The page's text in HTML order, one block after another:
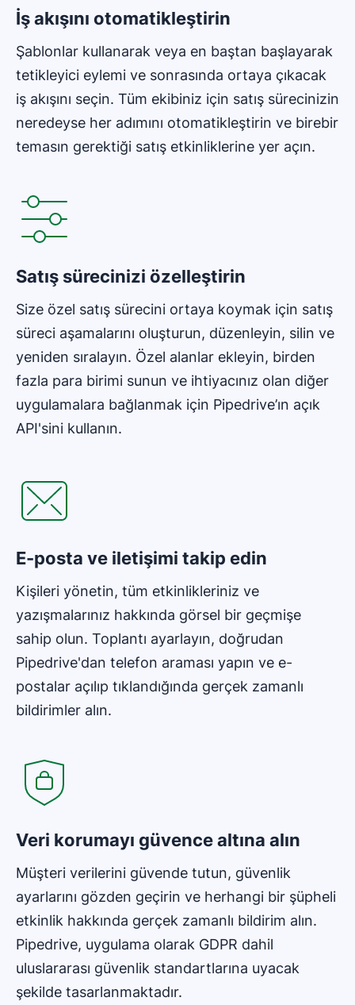
İş akışını otomatikleştirin
Şablonlar kullanarak veya en baştan başlayarak
tetikleyici eylemi ve sonrasında ortaya çıkacak
iş akışını seçin. Tüm ekibiniz için satış sürecinizin
neredeyse her adımını otomatikleştirin ve birebir
temasın gerektiği satış etkinliklerine yer açın.
Satış sürecinizi özelleştirin
Size özel satış sürecini ortaya koymak için satış
süreci aşamalarını oluşturun, düzenleyin, silin ve
yeniden sıralayın. Özel alanlar ekleyin, birden
fazla para birimi sunun ve ihtiyacınız olan diğer
uygulamalara bağlanmak için Pipedrive’ın açık
API'sini kullanın.
E-posta ve iletişimi takip edin
Kişileri yönetin, tüm etkinlikleriniz ve
yazışmalarınız hakkında görsel bir geçmişe
sahip olun. Toplantı ayarlayın, doğrudan
Pipedrive'dan telefon araması yapın ve e-
postalar açılıp tıklandığında gerçek zamanlı
bildirimler alın.
Veri korumayı güvence altına alın
Müşteri verilerini güvende tutun, güvenlik
ayarlarını gözden geçirin ve herhangi bir şüpheli
etkinlik hakkında gerçek zamanlı bildirim alın.
Pipedrive, uygulama olarak GDPR dahil
uluslararası güvenlik standartlarına uyacak
şekilde tasarlanmaktadır.